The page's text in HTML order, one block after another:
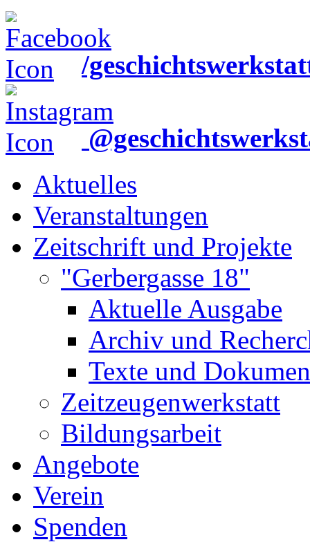
/
Aktuelles
Veranstaltungen
Zeitschrift und Projekte
"Gerbergasse 18"
Aktuelle Ausgabe
Archiv und
Texte und
Zeitzeugenwerkstatt
Bildungsarbeit
Angebote
Verein
Spenden